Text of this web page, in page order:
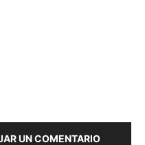
UN COMENTARIO